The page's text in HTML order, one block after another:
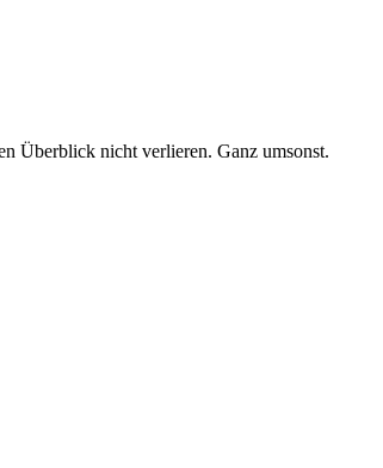
Überblick nicht verlieren. Ganz umsonst.